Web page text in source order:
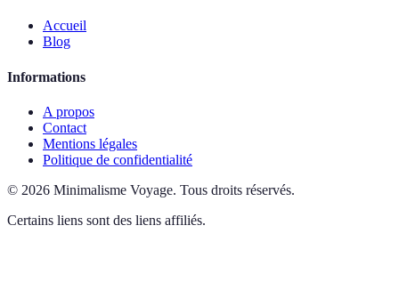
Accueil
Blog
Informations
A propos
Contact
Mentions légales
Politique de confidentialité
© 2026 Minimalisme Voyage. Tous droits réservés.
Certains liens sont des liens affiliés.